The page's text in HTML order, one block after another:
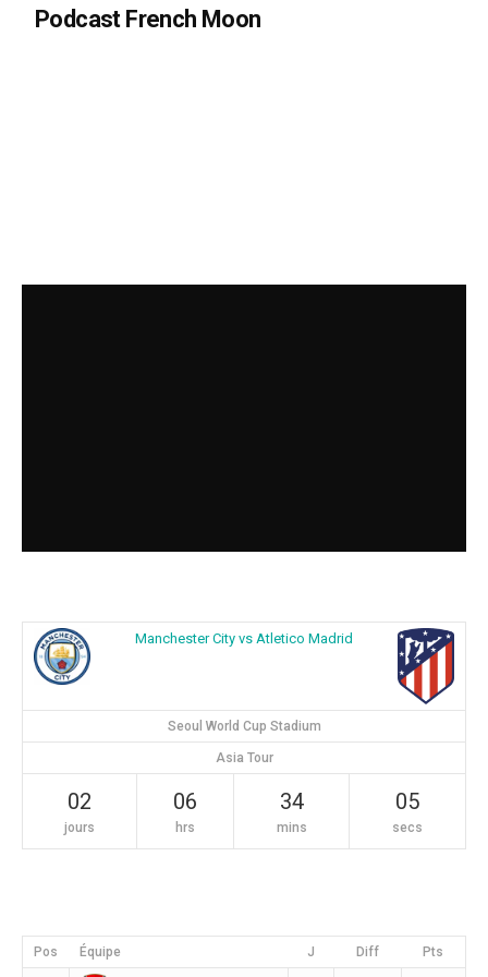
Podcast French Moon
Manchester City vs Atletico Madrid
Seoul World Cup Stadium
Asia Tour
02
jours
06
hrs
34
mins
04
secs
Pos Équipe J Diff Pts